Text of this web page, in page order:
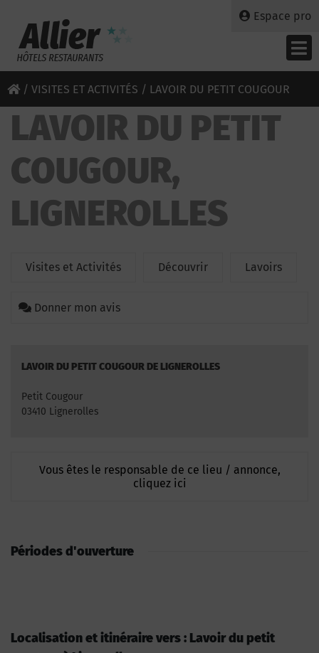
Espace pro
/ VISITES ET ACTIVITÉS / LAVOIR DU PETIT COUGOUR
LAVOIR DU PETIT
COUGOUR,
LIGNEROLLES
Visites et Activités Découvrir Lavoirs
Donner mon avis
LAVOIR DU PETIT COUGOUR DE LIGNEROLLES
Petit Cougour
03410 Lignerolles
Vous êtes le responsable de ce lieu / annonce,
cliquez ici
Périodes d'ouverture
Localisation et itinéraire vers : Lavoir du petit